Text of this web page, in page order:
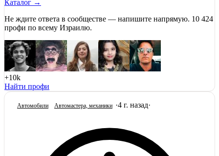
Каталог →
Не ждите ответа в сообществе — напишите напрямую. 10 424
профи по всему Израилю.
+10k
Найти профи
Автомобили Автомастера, механики ·4 г. назад·